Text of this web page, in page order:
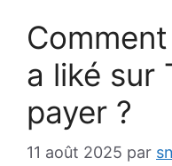
a liké sur
payer ?
11 août 2025 par